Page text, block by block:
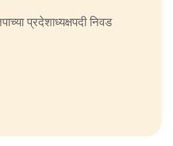
प्रदेशाध्यक्षपदी निवड